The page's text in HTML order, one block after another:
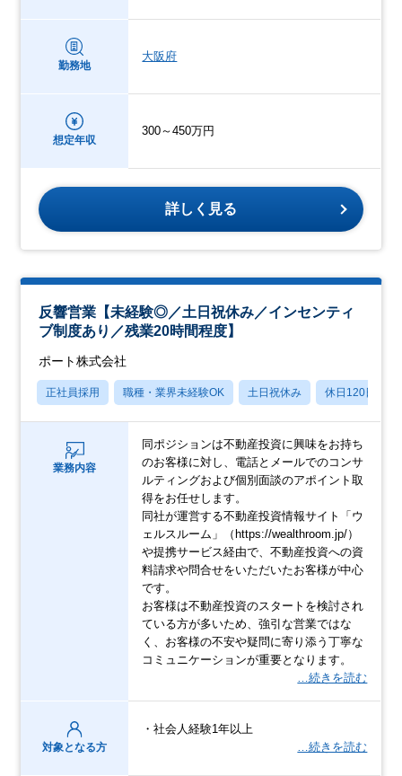
勤務地
大阪府
想定年収
300～450万円
詳しく見る
反響営業【未経験◎／土日祝休み／インセンティ
ブ制度あり／残業20時間程度】
ポート株式会社
正社員採用 職種・業界未経験OK 土日祝休み 休日120日以上
業務内容
同ポジションは不動産投資に興味をお持ち
のお客様に対し、電話とメールでのコンサ
ルティングおよび個別面談のアポイント取
得をお任せします。
同社が運営する不動産投資情報サイト「ウ
ェルスルーム」（https://wealthroom.jp/）
や提携サービス経由で、不動産投資への資
料請求や問合せをいただいたお客様が中心
です。
お客様は不動産投資のスタートを検討され
ている方が多いため、強引な営業ではな
く、お客様の不安や疑問に寄り添う丁寧な
コミュニケーションが重要となります。
…続きを読む
対象となる方
・社会人経験1年以上
…続きを読む